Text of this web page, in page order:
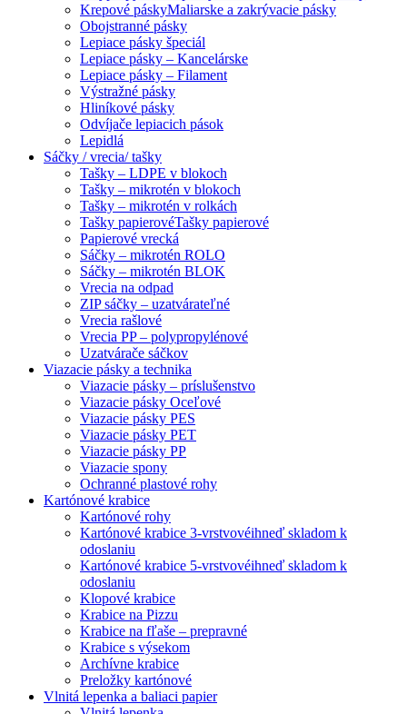
Krepové páskyMaliarske a zakrývacie pásky
Obojstranné pásky
Lepiace pásky špeciál
Lepiace pásky – Kancelárske
Lepiace pásky – Filament
Výstražné pásky
Hliníkové pásky
Odvíjače lepiacich pások
Lepidlá
Sáčky / vrecia/ tašky
Tašky – LDPE v blokoch
Tašky – mikrotén v blokoch
Tašky – mikrotén v rolkách
Tašky papierovéTašky papierové
Papierové vrecká
Sáčky – mikrotén ROLO
Sáčky – mikrotén BLOK
Vrecia na odpad
ZIP sáčky – uzatvárateľné
Vrecia rašlové
Vrecia PP – polypropylénové
Uzatvárače sáčkov
Viazacie pásky a technika
Viazacie pásky – príslušenstvo
Viazacie pásky Oceľové
Viazacie pásky PES
Viazacie pásky PET
Viazacie pásky PP
Viazacie spony
Ochranné plastové rohy
Kartónové krabice
Kartónové rohy
Kartónové krabice 3-vrstvovéihneď skladom k
odoslaniu
Kartónové krabice 5-vrstvovéihneď skladom k
odoslaniu
Klopové krabice
Krabice na Pizzu
Krabice na fľaše – prepravné
Krabice s výsekom
Archívne krabice
Preložky kartónové
Vlnitá lepenka a baliaci papier